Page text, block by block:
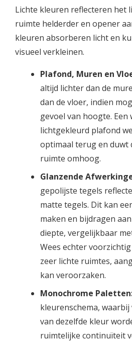
Lichte kleuren reflecteren het
ruimte helderder en opener
kleuren absorberen licht en
visueel verkleinen.
Plafond, Muren en
altijd lichter dan de
dan de vloer, indien
gevoel van hoogte. Een
lichtgekleurd plafond
optimaal terug en duwt
ruimte omhoog.
Glanzende
gepolijste tegels
matte tegels. Dit kan
maken en bijdragen
diepte, vergelijkbaar
Wees echter
zeer lichte ruimtes,
kan veroorzaken.
Monochrome
kleurenschema,
van dezelfde kleur
ruimtelijke continuïteit